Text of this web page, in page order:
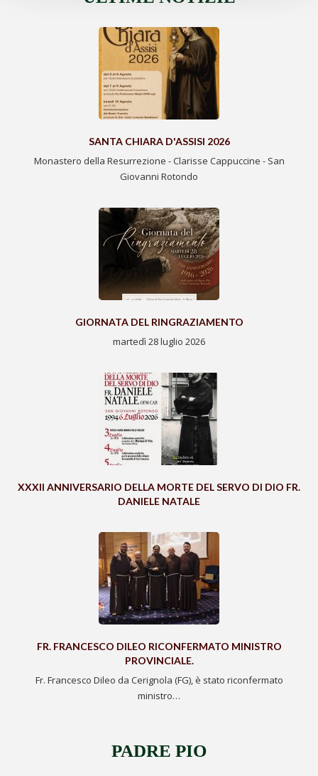
SANTA CHIARA D'ASSISI 2026
Monastero della Resurrezione - Clarisse Cappuccine - San
Giovanni Rotondo
GIORNATA DEL RINGRAZIAMENTO
martedì 28 luglio 2026
XXXII ANNIVERSARIO DELLA MORTE DEL SERVO DI DIO FR.
DANIELE NATALE
FR. FRANCESCO DILEO RICONFERMATO MINISTRO
PROVINCIALE.
Fr. Francesco Dileo da Cerignola (FG), è stato riconfermato
ministro…
PADRE PIO